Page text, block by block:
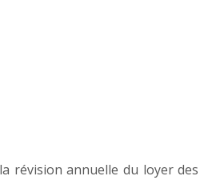
révision annuelle du loyer